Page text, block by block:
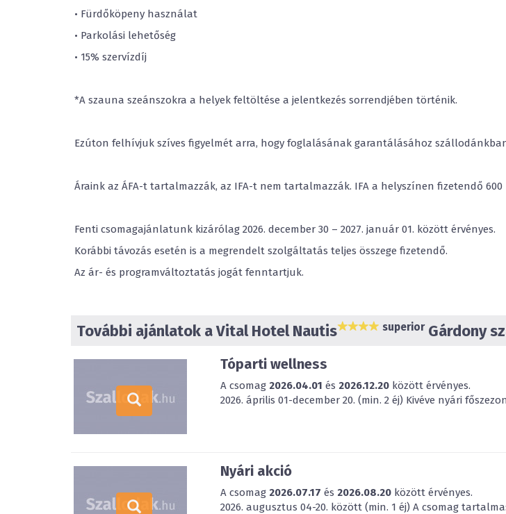
• Fürdőköpeny használat
• Parkolási lehetőség
• 15% szervízdíj
*A szauna szeánszokra a helyek feltöltése a jelentkezés sorrendjében történik.
Ezúton felhívjuk szíves figyelmét arra, hogy foglalásának garantálásához szállodánkban
Áraink az ÁFA-t tartalmazzák, az IFA-t nem tartalmazzák. IFA a helyszínen fizetendő
Fenti csomagajánlatunk kizárólag 2026. december 30 – 2027. január 01. között érvényes.
Korábbi távozás esetén is a megrendelt szolgáltatás teljes összege fizetendő.
Az ár- és programváltoztatás jogát fenntartjuk.
További ajánlatok a Vital Hotel Nautis superiorGárdony
Tóparti wellness
A csomag 2026.04.01 és 2026.12.20 között érvényes.
2026. április 01-december 20. (min. 2 éj) Kivéve nyári
Nyári akció
A csomag 2026.07.17 és 2026.08.20 között érvényes.
2026. augusztus 04-20. között (min. 1 éj) A csomag